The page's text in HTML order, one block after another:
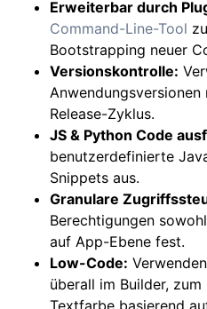
Erweiterbar durch
Command-Line-Tool
Bootstrapping neuer
Versionskontrolle:
Release-Zyklus.
JS & Python Code
benutzerdefinierte
Snippets aus.
Granulare
Berechtigungen
auf App-Ebene fest.
Low-Code:
überall im Builder,
Textfarbe basierend